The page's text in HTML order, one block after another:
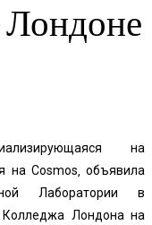
на
на Cosmos‚ объявила
Лаборатории в
Колледжа Лондона на